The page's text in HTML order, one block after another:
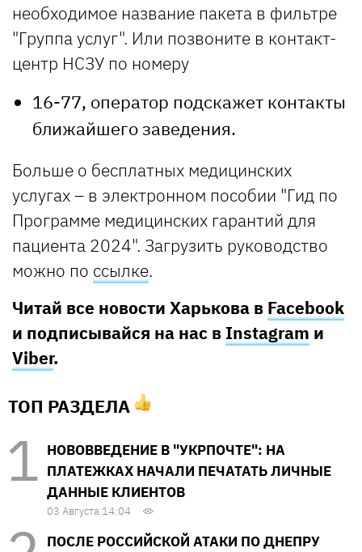
необходимое название пакета в фильтре
"Группа услуг". Или позвоните в контакт-
центр НСЗУ по номеру
16-77, оператор подскажет контакты
ближайшего заведения.
Больше о бесплатных медицинских
услугах – в электронном пособии "Гид по
Программе медицинских гарантий для
пациента 2024". Загрузить руководство
можно по ссылке.
Читай все новости Харькова в Facebook
и подписывайся на нас в Instagram и
Viber.
ТОП РАЗДЕЛА
НОВОВВЕДЕНИЕ В "УКРПОЧТЕ": НА
ПЛАТЕЖКАХ НАЧАЛИ ПЕЧАТАТЬ ЛИЧНЫЕ
ДАННЫЕ КЛИЕНТОВ
03 Августа 14:04
ПОСЛЕ РОССИЙСКОЙ АТАКИ ПО ДНЕПРУ